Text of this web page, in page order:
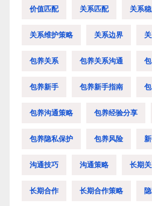
价值匹配 关系匹配 关系
关系维护策略 关系边界
包养关系 包养关系沟通
包养新手 包养新手指南
包养沟通策略 包养经验分享
包养隐私保护 包养风险
沟通技巧 沟通策略 长期
长期合作 长期合作策略